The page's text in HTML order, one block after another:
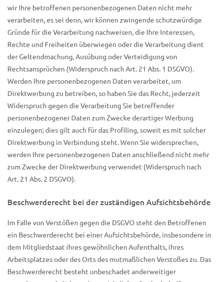
wir Ihre betroffenen personenbezogenen Daten nicht mehr
verarbeiten, es sei denn, wir können zwingende schutzwürdige
Gründe für die Verarbeitung nachweisen, die Ihre Interessen,
Rechte und Freiheiten überwiegen oder die Verarbeitung dient
der Geltendmachung, Ausübung oder Verteidigung von
Rechtsansprüchen (Widerspruch nach Art. 21 Abs. 1 DSGVO).
Werden Ihre personenbezogenen Daten verarbeitet, um
Direktwerbung zu betreiben, so haben Sie das Recht, jederzeit
Widerspruch gegen die Verarbeitung Sie betreffender
personenbezogener Daten zum Zwecke derartiger Werbung
einzulegen; dies gilt auch für das Profiling, soweit es mit solcher
Direktwerbung in Verbindung steht. Wenn Sie widersprechen,
werden Ihre personenbezogenen Daten anschließend nicht mehr
zum Zwecke der Direktwerbung verwendet (Widerspruch nach
Art. 21 Abs. 2 DSGVO).
Beschwerderecht bei der zuständigen Aufsichtsbehörde
Im Falle von Verstößen gegen die DSGVO steht den Betroffenen
ein Beschwerderecht bei einer Aufsichtsbehörde, insbesondere in
dem Mitgliedstaat ihres gewöhnlichen Aufenthalts, ihres
Arbeitsplatzes oder des Orts des mutmaßlichen Verstoßes zu. Das
Beschwerderecht besteht unbeschadet anderweitiger